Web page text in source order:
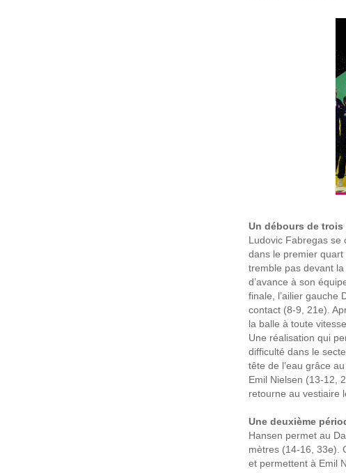
Un débours de
Ludovic Fabregas se
dans le premier quart
tremble pas devant
d’avance à son
finale, l’ailier gauche
contact (8-9, 21e).
la balle à toute
Une réalisation qui
difficulté dans le
tête de l’eau grâce
Emil Nielsen (13-12,
retourne au vestiaire
Une deuxième
Hansen permet au
mètres (14-16, 33e).
et permettent à Emil